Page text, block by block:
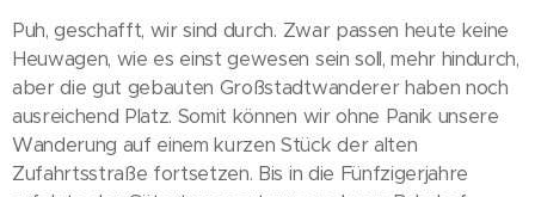
Puh, geschafft, wir sind durch. Zwar passen heute keine
Heuwagen, wie es einst gewesen sein soll, mehr hindurch,
aber die gut gebauten Großstadtwanderer haben noch
ausreichend Platz. Somit können wir ohne Panik unsere
Wanderung auf einem kurzen Stück der alten
Zufahrtsstraße fortsetzen. Bis in die Fünfzigerjahre